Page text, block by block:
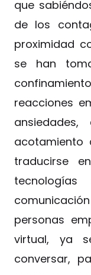
que
de los
proximidad
se han
reacciones
traducirse
personas
virtual, ya
conversar,